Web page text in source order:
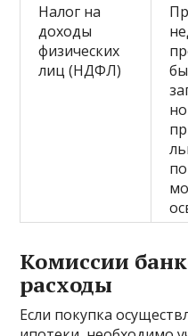
Налог на
доходы
физических
лиц (НДФЛ)
Комиссии
расходы
Если покупка